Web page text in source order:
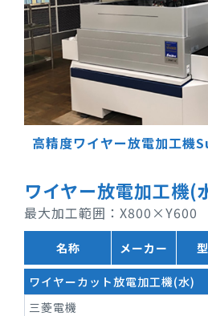
高精度ワイヤー放電加工機
ワイヤー放電加工機(
最大加工範囲：X800×Y600
名称 メーカー
ワイヤーカット放電加工機(水)
三菱電機